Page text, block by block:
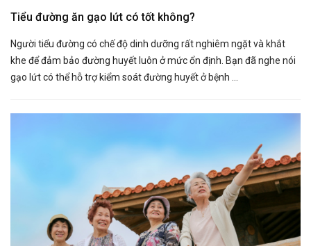
​Tiểu đường ăn gạo lứt có tốt không?
Người tiểu đường có chế độ dinh dưỡng rất nghiêm ngặt và khắt
khe để đảm bảo đường huyết luôn ở mức ổn định. Bạn đã nghe nói
gạo lứt có thể hỗ trợ kiểm soát đường huyết ở bệnh ...